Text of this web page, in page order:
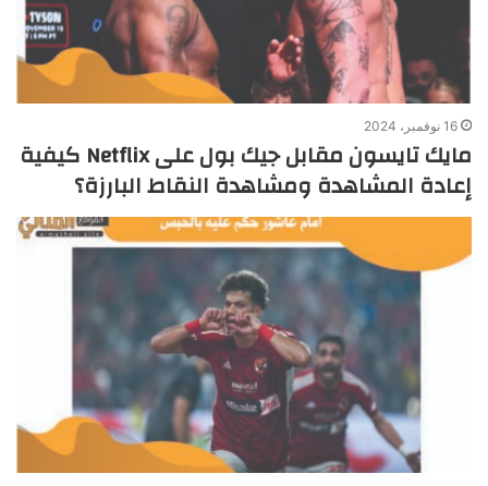
16 نوفمبر، 2024
مايك تايسون مقابل جيك بول على Netflix كيفية
إعادة المشاهدة ومشاهدة النقاط البارزة؟